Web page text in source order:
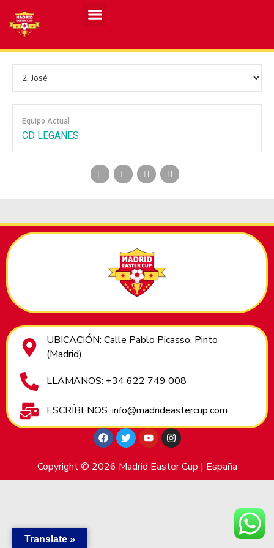
Equipo Actual
CD LEGANES
UBICACIÓN: Calle Pablo Picasso, Pinto
(Madrid)
LLAMANOS: +34 622 749 008
ESCRÍBENOS: info@madrideastercup.com
Copyright © 2026 Madrid Easter Cup | España
Translate »